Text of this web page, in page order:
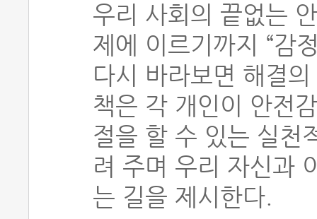
우리 사회의 끝없는
제에 이르기까지 “감
다시 바라보면 해결
책은 각 개인이 안전
절을 할 수 있는 실천
려 주며 우리 자신과
는 길을 제시한다.